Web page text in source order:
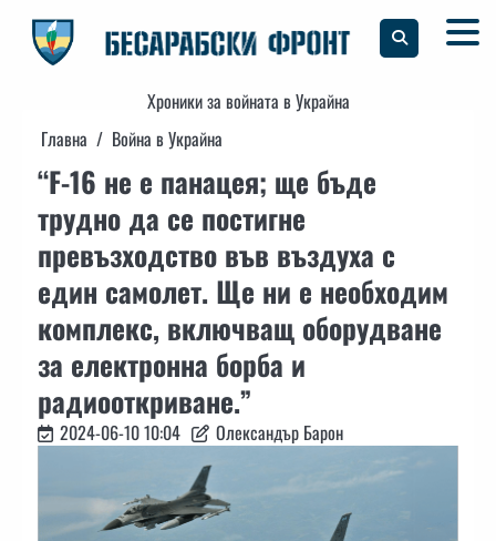
content
Хроники за войната в Украйна
Главна
Война в Украйна
“F-16 не е панацея; ще бъде
трудно да се постигне
превъзходство във въздуха с
един самолет. Ще ни е необходим
комплекс, включващ оборудване
за електронна борба и
радиооткриване.”
2024-06-10 10:04 Олександър Барон